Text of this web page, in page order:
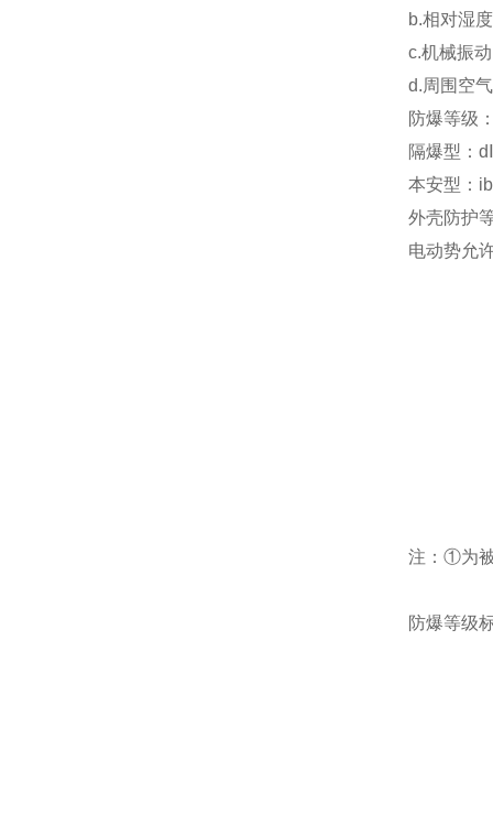
b.相对湿
c.机械振
d.周围空
防爆等级
隔爆型：
本安型：
外壳防护
电动势允
注：①为
防爆等级